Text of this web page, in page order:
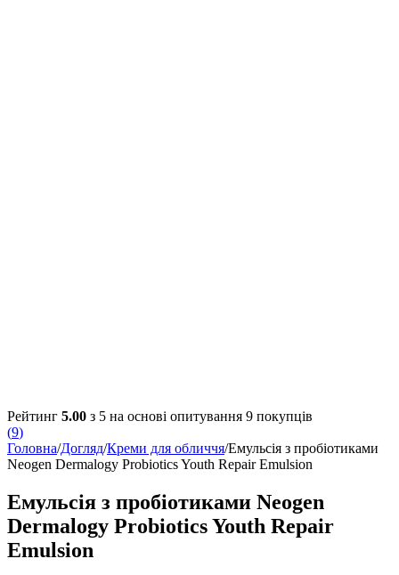
Рейтинг 5.00 з 5 на основі опитування 9 покупців
(9)
Головна/Догляд/Креми для обличчя/Емульсія з пробіотиками
Neogen Dermalogy Probiotics Youth Repair Emulsion
Емульсія з пробіотиками Neogen
Dermalogy Probiotics Youth Repair
Emulsion